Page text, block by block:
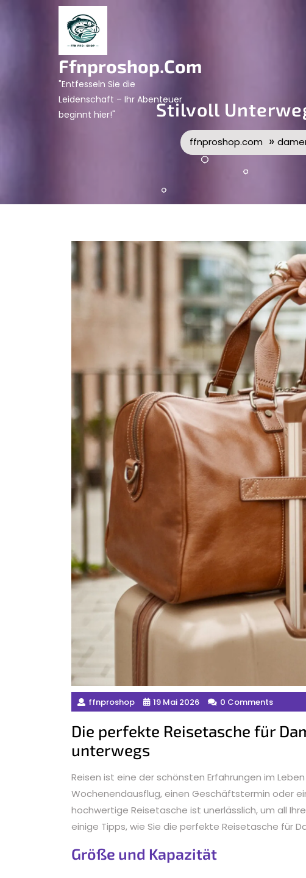
Ffnproshop.com
"Entfesseln Sie die
Leidenschaft – Ihr Abenteuer
beginnt hier!"
Stilvoll
ffnproshop.com »
ffnproshop 19 Mai 2026 0 Comments
Die perfekte Reisetasche für
unterwegs
Reisen ist eine der schönsten Erfahrungen im
Wochenendausflug, einen Geschäftstermin oder
hochwertige Reisetasche ist unerlässlich, um all
einige Tipps, wie Sie die perfekte Reisetasche für
Größe und Kapazität